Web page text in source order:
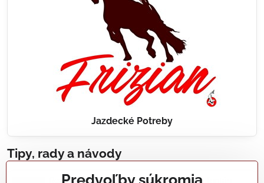
Jazdecké Potreby
Tipy, rady a návody
Realizácie záhradných jazierok, bazénov, fontán,